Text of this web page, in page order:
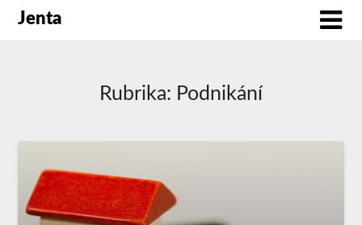
Jenta
Rubrika: Podnikání